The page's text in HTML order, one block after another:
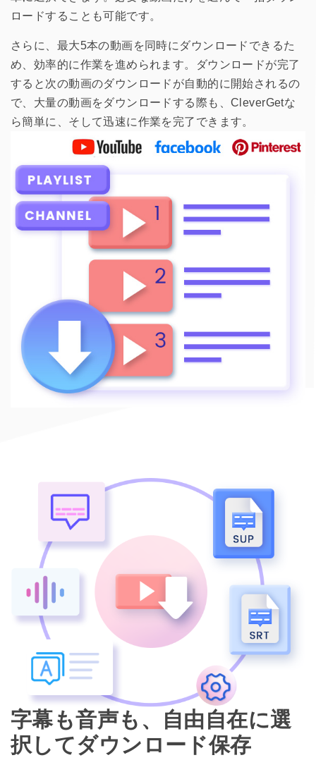
ロードすることも可能です。
さらに、最大5本の動画を同時にダウンロードできるた
め、効率的に作業を進められます。ダウンロードが完了
すると次の動画のダウンロードが自動的に開始されるの
で、大量の動画をダウンロードする際も、CleverGetな
ら簡単に、そして迅速に作業を完了できます。
字幕も音声も、自由自在に選
択してダウンロード保存